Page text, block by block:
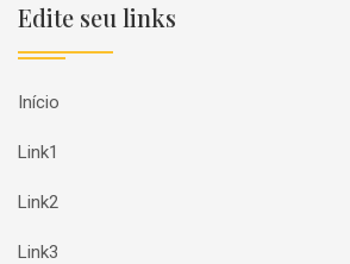
Edite seu links
Início
Link1
Link2
Link3